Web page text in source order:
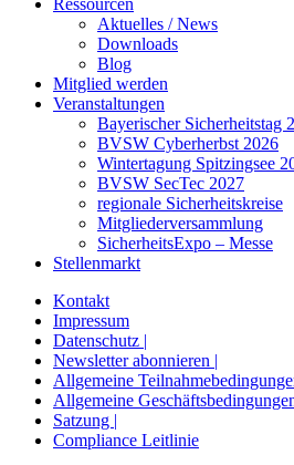
Ressourcen
Aktuelles / News
Downloads
Blog
Mitglied werden
Veranstaltungen
Bayerischer Sicherheitstag
BVSW Cyberherbst 2026
Wintertagung Spitzingsee
BVSW SecTec 2027
regionale Sicherheitskreise
Mitgliederversammlung
SicherheitsExpo – Messe
Stellenmarkt
Kontakt
Impressum
Datenschutz |
Newsletter abonnieren |
Allgemeine
Allgemeine
Satzung |
Compliance Leitlinie